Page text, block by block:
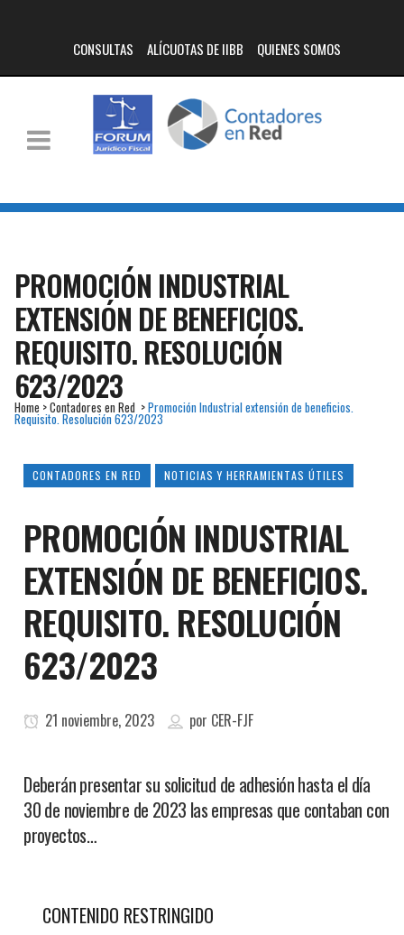
CONSULTAS ALÍCUOTAS DE IIBB QUIENES SOMOS
PROMOCIÓN INDUSTRIAL
EXTENSIÓN DE BENEFICIOS.
REQUISITO. RESOLUCIÓN
623/2023
Home >Contadores en Red >Promoción Industrial extensión de beneficios.
Requisito. Resolución 623/2023
CONTADORES EN RED NOTICIAS Y HERRAMIENTAS ÚTILES
PROMOCIÓN INDUSTRIAL
EXTENSIÓN DE BENEFICIOS.
REQUISITO. RESOLUCIÓN
623/2023
21 noviembre, 2023 por CER-FJF
Deberán presentar su solicitud de adhesión hasta el día
30 de noviembre de 2023 las empresas que contaban con
proyectos…
CONTENIDO RESTRINGIDO